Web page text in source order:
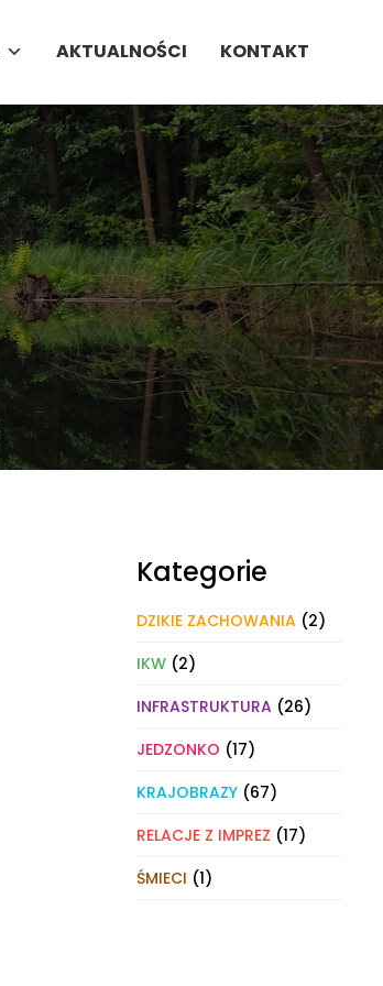
AKTUALNOŚCI KONTAKT
Kategorie
DZIKIE ZACHOWANIA (2)
IKW (2)
INFRASTRUKTURA (26)
JEDZONKO (17)
KRAJOBRAZY (67)
RELACJE Z IMPREZ (17)
ŚMIECI (1)